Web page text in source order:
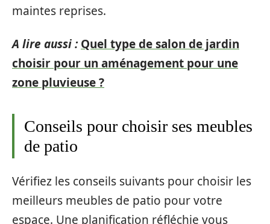
maintes reprises.
A lire aussi : Quel type de salon de jardin
choisir pour un aménagement pour une
zone pluvieuse ?
Conseils pour choisir ses meubles
de patio
Vérifiez les conseils suivants pour choisir les
meilleurs meubles de patio pour votre
espace. Une planification réfléchie vous